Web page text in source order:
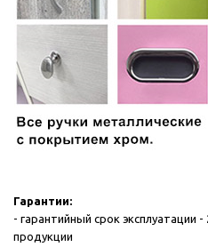
Гарантии:
- гарантийный срок эксплуатации
продукции